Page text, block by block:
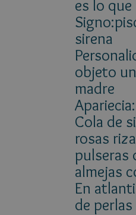
es lo
sirena
objeto
madre
Cola de
rosas
pulseras
almejas
En
de perlas